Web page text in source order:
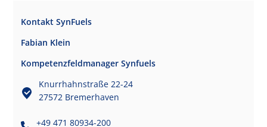
Kontakt SynFuels
Fabian Klein
Kompetenzfeldmanager Synfuels
Knurrhahnstraße 22-24
27572 Bremerhaven
+49 471 80934-200